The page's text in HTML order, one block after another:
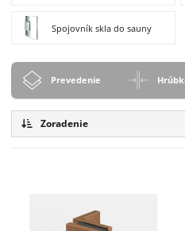
Spojovník skla do sauny
Prevedenie
Zoradenie